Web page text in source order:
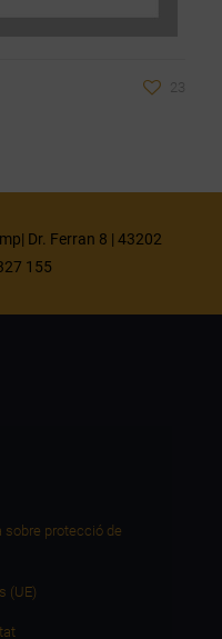
23
Dr. Ferran 8 | 43202
155
protecció de
(UE)